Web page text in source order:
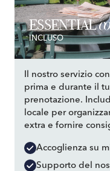
ESSENTIAL
INCLUSO
Il nostro servizio
prima e durante il
prenotazione.
locale per
extra e fornire
Accoglienza su
Supporto del